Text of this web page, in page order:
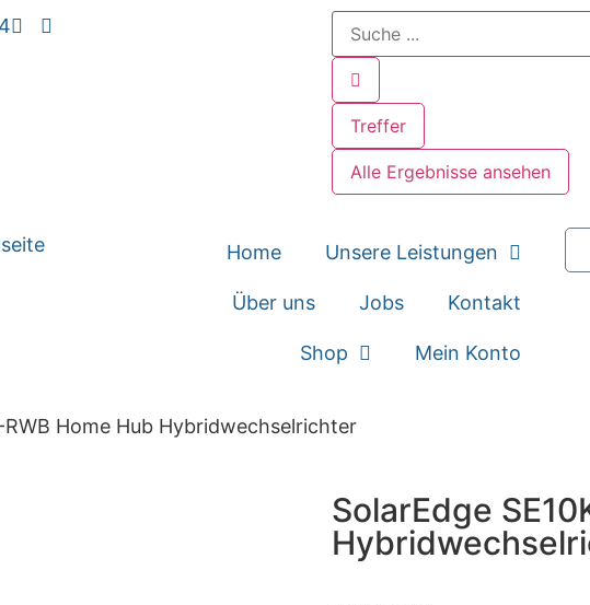
Treffer
Alle Ergebnisse ansehen
Home Unsere Leistungen
Über uns Jobs Kontakt
Shop Mein Konto
RWB Home Hub Hybridwechselrichter
SolarEdge